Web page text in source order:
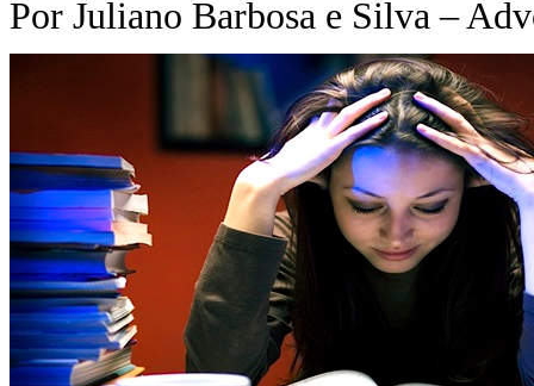
Por Juliano Barbosa e Silva –